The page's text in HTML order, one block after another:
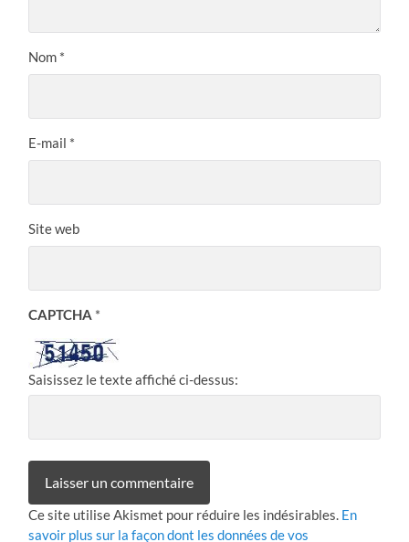
Nom *
E-mail *
Site web
CAPTCHA *
Saisissez le texte affiché ci-dessus:
Ce site utilise Akismet pour réduire les indésirables. En
savoir plus sur la façon dont les données de vos